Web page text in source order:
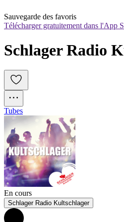
Sauvegarde des favoris
Télécharger gratuitement dans l'App
Schlager Radio
Tubes
En cours
Schlager Radio Kultschlager